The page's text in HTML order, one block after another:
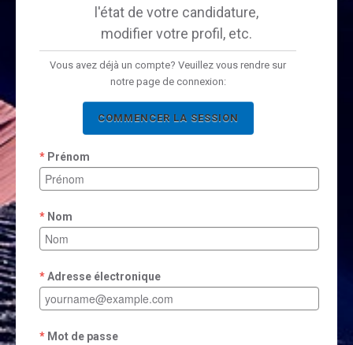
l'état de votre candidature,
modifier votre profil, etc.
Vous avez déjà un compte? Veuillez vous rendre sur
notre page de connexion:
COMMENCER LA SESSION
Prénom
Nom
Adresse électronique
Mot de passe